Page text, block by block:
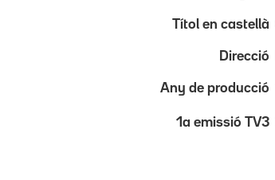
Títol en castellà
Direcció
Any de producció
1a emissió TV3